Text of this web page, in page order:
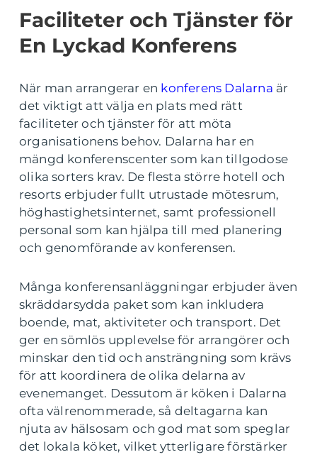
Faciliteter och Tjänster för
En Lyckad Konferens
När man arrangerar en konferens Dalarna är
det viktigt att välja en plats med rätt
faciliteter och tjänster för att möta
organisationens behov. Dalarna har en
mängd konferenscenter som kan tillgodose
olika sorters krav. De flesta större hotell och
resorts erbjuder fullt utrustade mötesrum,
höghastighetsinternet, samt professionell
personal som kan hjälpa till med planering
och genomförande av konferensen.
Många konferensanläggningar erbjuder även
skräddarsydda paket som kan inkludera
boende, mat, aktiviteter och transport. Det
ger en sömlös upplevelse för arrangörer och
minskar den tid och ansträngning som krävs
för att koordinera de olika delarna av
evenemanget. Dessutom är köken i Dalarna
ofta välrenommerade, så deltagarna kan
njuta av hälsosam och god mat som speglar
det lokala köket, vilket ytterligare förstärker